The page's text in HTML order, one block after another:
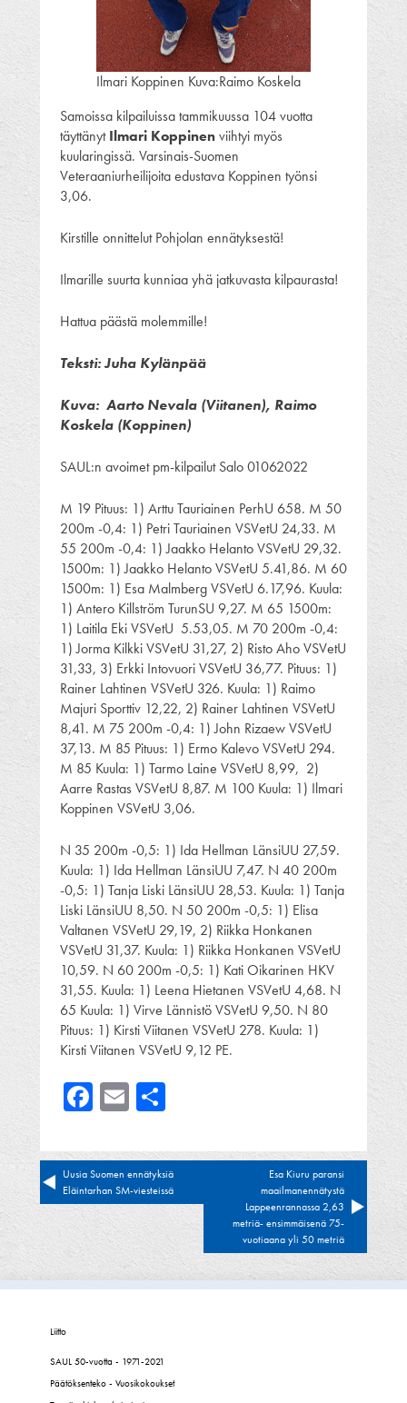
Ilmari Koppinen Kuva:Raimo Koskela
Samoissa kilpailuissa tammikuussa 104 vuotta
täyttänytIlmari Koppinenviihtyi myös
kuularingissä. Varsinais-Suomen
Veteraaniurheilijoita edustava Koppinen työnsi
3,06.
Kirstille onnittelut Pohjolan ennätyksestä!
Ilmarille suurta kunniaa yhä jatkuvasta kilpaurasta!
Hattua päästä molemmille!
Teksti: Juha Kylänpää
Kuva: Aarto Nevala (Viitanen), Raimo
Koskela (Koppinen)
SAUL:n avoimet pm-kilpailut Salo 01062022
M 19 Pituus: 1) Arttu Tauriainen PerhU 658. M 50
200m -0,4: 1) Petri Tauriainen VSVetU 24,33. M
55 200m -0,4: 1) Jaakko Helanto VSVetU 29,32.
1500m: 1) Jaakko Helanto VSVetU 5.41,86. M 60
1500m: 1) Esa Malmberg VSVetU 6.17,96. Kuula:
1) Antero Killström TurunSU 9,27. M 65 1500m:
1) Laitila Eki VSVetU 5.53,05. M 70 200m -0,4:
1) Jorma Kilkki VSVetU 31,27, 2) Risto Aho VSVetU
31,33, 3) Erkki Intovuori VSVetU 36,77. Pituus: 1)
Rainer Lahtinen VSVetU 326. Kuula: 1) Raimo
Majuri Sporttiv 12,22, 2) Rainer Lahtinen VSVetU
8,41. M 75 200m -0,4: 1) John Rizaew VSVetU
37,13. M 85 Pituus: 1) Ermo Kalevo VSVetU 294.
M 85 Kuula: 1) Tarmo Laine VSVetU 8,99, 2)
Aarre Rastas VSVetU 8,87. M 100 Kuula: 1) Ilmari
Koppinen VSVetU 3,06.
N 35 200m -0,5: 1) Ida Hellman LänsiUU 27,59.
Kuula: 1) Ida Hellman LänsiUU 7,47. N 40 200m
-0,5: 1) Tanja Liski LänsiUU 28,53. Kuula: 1) Tanja
Liski LänsiUU 8,50. N 50 200m -0,5: 1) Elisa
Valtanen VSVetU 29,19, 2) Riikka Honkanen
VSVetU 31,37. Kuula: 1) Riikka Honkanen VSVetU
10,59. N 60 200m -0,5: 1) Kati Oikarinen HKV
31,55. Kuula: 1) Leena Hietanen VSVetU 4,68. N
65 Kuula: 1) Virve Lännistö VSVetU 9,50. N 80
Pituus: 1) Kirsti Viitanen VSVetU 278. Kuula: 1)
Kirsti Viitanen VSVetU 9,12 PE.
Facebook
Email
Artikkelien
selaus
Uusia Suomen ennätyksiä
Eläintarhan SM-viesteissä
Esa Kiuru paransi
maailmanennätystä
Lappeenrannassa 2,63
metriä- ensimmäisenä 75-
vuotiaana yli 50 metriä
Liitto
SAUL 50-vuotta - 1971-2021
Päätöksenteko - Vuosikokoukset